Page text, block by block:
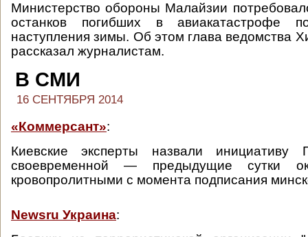
Министерство обороны Малайзии
останков погибших в авиакатастрофе
наступления зимы. Об этом глава ведомства
рассказал журналистам.
В СМИ
16 СЕНТЯБРЯ 2014
«Коммерсант»:
Киевские эксперты назвали инициативу
своевременной — предыдущие сутки
кровопролитными с момента подписания
Newsru Украина: